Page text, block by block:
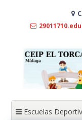
contenido
Escuelas